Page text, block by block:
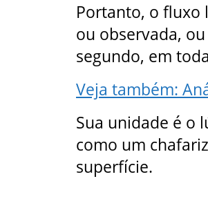
Portanto, o fluxo
ou observada,
segundo, em
Veja também:
Sua unidade é o
como um
superfície.